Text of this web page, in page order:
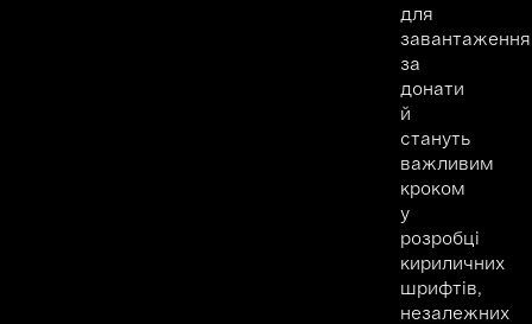
для
завантаження
за
донати
й
стануть
важливим
кроком
у
розробці
кириличних
шрифтів,
незалежних